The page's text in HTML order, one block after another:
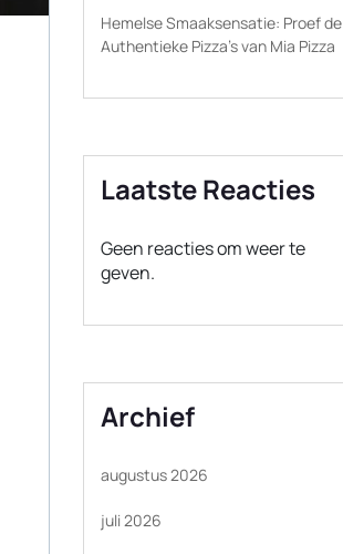
Hemelse Smaaksensatie: Proef de
Authentieke Pizza’s van Mia Pizza
Laatste Reacties
Geen reacties om weer te
geven.
Archief
augustus 2026
juli 2026